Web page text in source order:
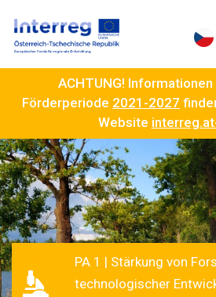
ACHTUNG!
Förderperiode 2021-2027
Website
PA 1 | Stärkung von
technologischer